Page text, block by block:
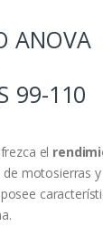
ANOVA
99-110
el
de motosierras y